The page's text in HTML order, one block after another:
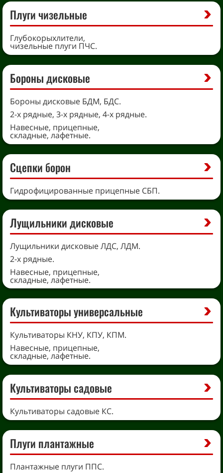
Плуги чизельные
Глубокорыхлители,
чизельные плуги ПЧС.
Бороны дисковые
Бороны дисковые БДМ, БДС.
2-х рядные, 3-х рядные, 4-х рядные.
Навесные, прицепные,
складные, лафетные.
Сцепки борон
Гидрофицированные прицепные СБП.
Лущильники дисковые
Лущильники дисковые ЛДС, ЛДМ.
2-х рядные.
Навесные, прицепные,
складные, лафетные.
Культиваторы универсальные
Культиваторы КНУ, КПУ, КПМ.
Навесные, прицепные,
складные, лафетные.
Культиваторы садовые
Культиваторы садовые КС.
Плуги плантажные
Плантажные плуги ППС.